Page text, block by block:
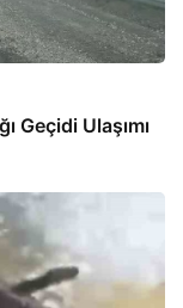
Geçidi Ulaşımı